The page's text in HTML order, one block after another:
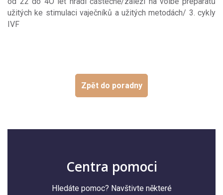
užitých ke stimulaci vaječníků a užitých metodách/ 3. cykly
IVF
Zpět do poradny
Centra pomoci
Hledáte pomoc? Navštivte některé